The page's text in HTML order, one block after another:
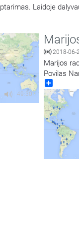
Laidoje
49:30
2018-06-
Marijos
Povilas